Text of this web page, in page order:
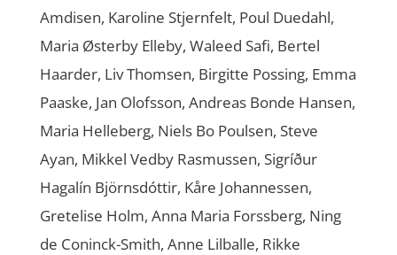
Amdisen, Karoline Stjernfelt, Poul Duedahl,
Maria Østerby Elleby, Waleed Safi, Bertel
Haarder, Liv Thomsen, Birgitte Possing, Emma
Paaske, Jan Olofsson, Andreas Bonde Hansen,
Maria Helleberg, Niels Bo Poulsen, Steve
Ayan, Mikkel Vedby Rasmussen, Sigríður
Hagalín Björnsdóttir, Kåre Johannessen,
Gretelise Holm, Anna Maria Forssberg, Ning
de Coninck-Smith, Anne Lilballe, Rikke